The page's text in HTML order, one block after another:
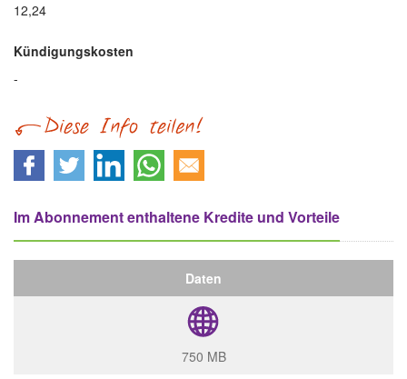
12,24
Kündigungskosten
-
Im Abonnement enthaltene Kredite und Vorteile
Daten
750 MB